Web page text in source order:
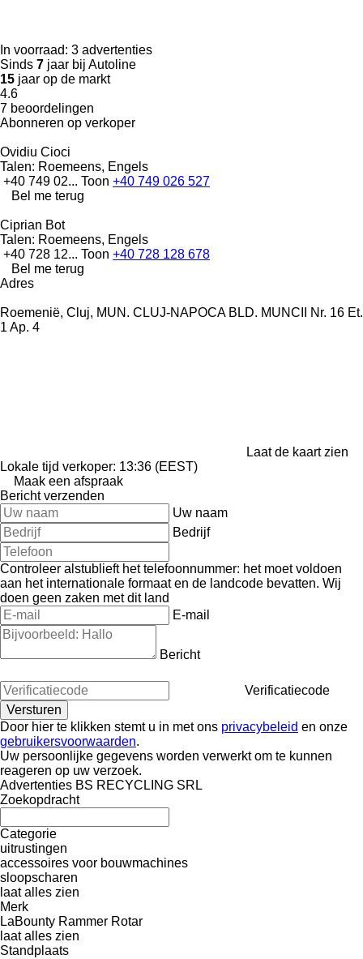
In voorraad: 3 advertenties
Sinds 7 jaar bij Autoline
15 jaar op de markt
4.6
7 beoordelingen
Abonneren op verkoper
Ovidiu Cioci
Talen: Roemeens, Engels
+40 749 02... Toon +40 749 026 527
Bel me terug
Ciprian Bot
Talen: Roemeens, Engels
+40 728 12... Toon +40 728 128 678
Bel me terug
Adres
Roemenië, Cluj, MUN. CLUJ-NAPOCA BLD. MUNCII Nr. 16 Et.
1 Ap. 4
Laat de kaart zien
Lokale tijd verkoper: 13:36 (EEST)
Maak een afspraak
Bericht verzenden
Uw naam
Bedrijf
Controleer alstublieft het telefoonnummer: het moet voldoen
aan het internationale formaat en de landcode bevatten. Wij
doen geen zaken met dit land
E-mail
Bericht
Verificatiecode
Door hier te klikken stemt u in met ons privacybeleid en onze
gebruikersvoorwaarden.
Uw persoonlijke gegevens worden verwerkt om te kunnen
reageren op uw verzoek.
Advertenties BS RECYCLING SRL
Zoekopdracht
Categorie
uitrustingen
accessoires voor bouwmachines
sloopscharen
laat alles zien
Merk
LaBounty Rammer Rotar
laat alles zien
Standplaats